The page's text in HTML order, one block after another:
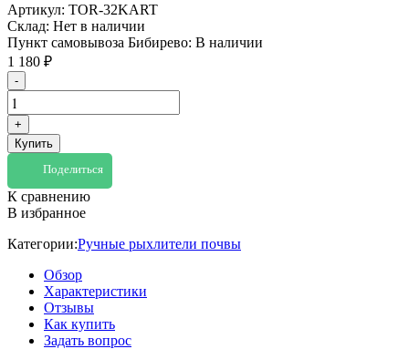
Артикул: TOR-32KART
Склад: Нет в наличии
Пункт самовывоза Бибирево: В наличии
1 180 ₽
-
+
Купить
Поделиться
К сравнению
В избранное
Категории:Ручные рыхлители почвы
Обзор
Характеристики
Отзывы
Как купить
Задать вопрос